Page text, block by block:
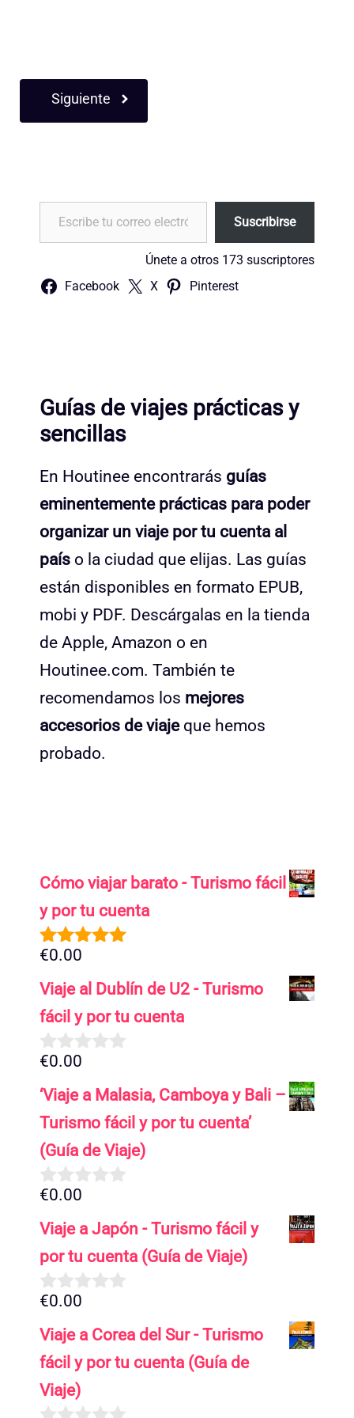
Siguiente
Escribe tu correo electrónico…
Suscribirse
Únete a otros 173 suscriptores
Facebook X Pinterest
Guías de viajes prácticas y
sencillas
En Houtinee encontrarás guías
eminentemente prácticas para poder
organizar un viaje por tu cuenta al
país o la ciudad que elijas. Las guías
están disponibles en formato EPUB,
mobi y PDF. Descárgalas en la tienda
de Apple, Amazon o en
Houtinee.com. También te
recomendamos los mejores
accesorios de viajeque hemos
probado.
Cómo viajar barato - Turismo fácil
y por tu cuenta
5.00de 5
€0.00
Viaje al Dublín de U2 - Turismo
fácil y por tu cuenta
0
e
5
€0.00
‘Viaje a Malasia, Camboya y Bali –
Turismo fácil y por tu cuenta’
(Guía de Viaje)
0
e
€0.00
Viaje a Japón - Turismo fácil y
por tu cuenta (Guía de Viaje)
0
e
5
€0.00
Viaje a Corea del Sur - Turismo
fácil y por tu cuenta (Guía de
Viaje)